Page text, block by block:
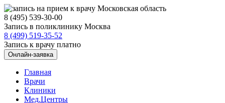
8 (495) 539-30-00
Запись в поликлинику Москва
8 (499) 519-35-52
Запись к врачу платно
Онлайн-заявка
Главная
Врачи
Клиники
Мед.Центры